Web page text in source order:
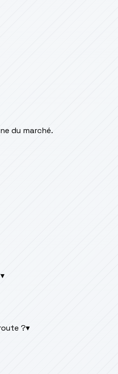
du marché.
▾
?▾